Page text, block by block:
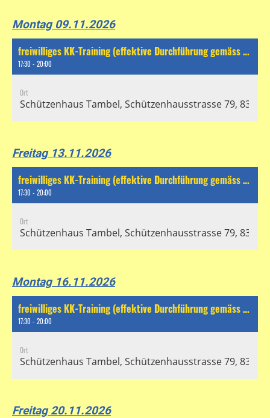
Montag 09.11.2026
freiwilliges KK-Training (effektive Durchführung gemäss separatem Chat)
17:30 - 20:00
Ort
Schützenhaus Tambel, Schützenhausstrasse 79, 8304
Freitag 13.11.2026
freiwilliges KK-Training (effektive Durchführung gemäss separatem Chat)
17:30 - 20:00
Ort
Schützenhaus Tambel, Schützenhausstrasse 79, 8304
Montag 16.11.2026
freiwilliges KK-Training (effektive Durchführung gemäss separatem Chat)
17:30 - 20:00
Ort
Schützenhaus Tambel, Schützenhausstrasse 79, 8304
Freitag 20.11.2026